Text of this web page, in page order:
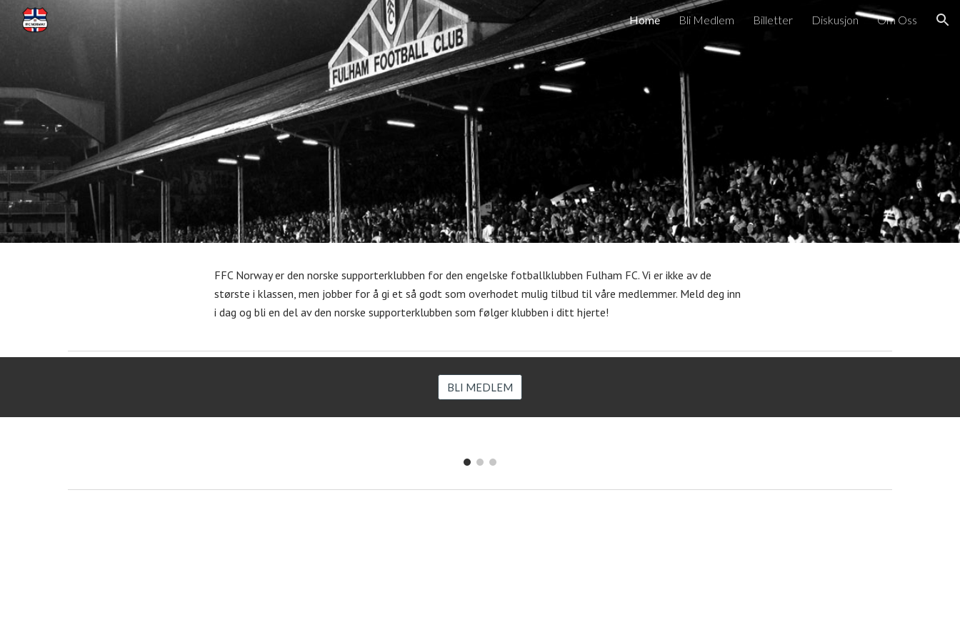
Skip to main content Skip to navigation
Home Bli Medlem Billetter Diskusjon Om Oss
FFC Norway er den norske supporterklubben for den engelske fotballklubben Fulham FC. Vi er ikke av de
største i klassen, men jobber for å gi et så godt som overhodet mulig tilbud til våre medlemmer. Meld deg inn
i dag og bli en del av den norske supporterklubben som følger klubben i ditt hjerte!
BLI MEDLEM